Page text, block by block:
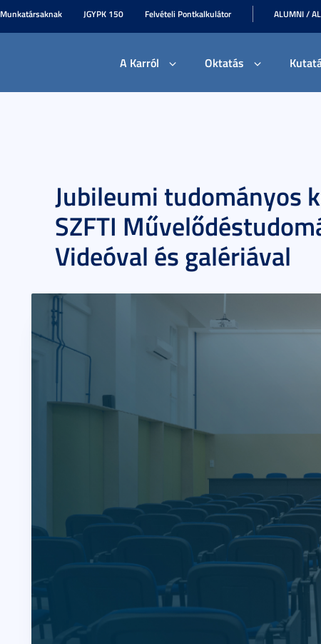
Munkatársaknak JGYPK 150 Felvételi Pontkalkulátor ALUMNI /
A Karról Oktatás
Jubileumi tudományos
SZFTI
Videóval és galériával